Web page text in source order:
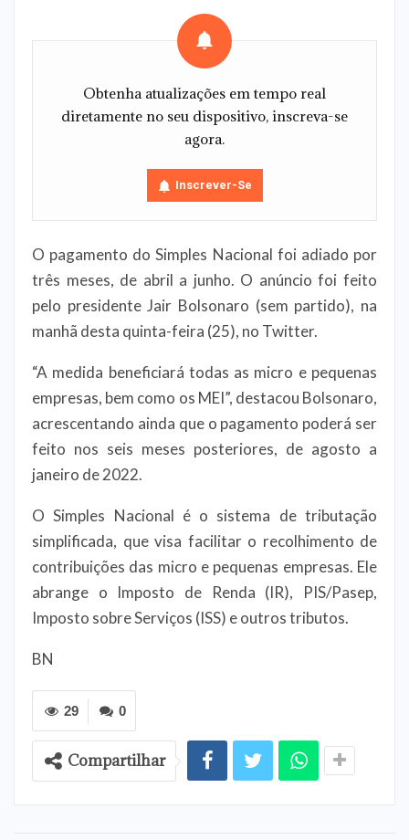
Obtenha atualizações em tempo real
diretamente no seu dispositivo, inscreva-se
agora.
Inscrever-Se
O pagamento do Simples Nacional foi adiado por
três meses, de abril a junho. O anúncio foi feito
pelo presidente Jair Bolsonaro (sem partido), na
manhã desta quinta-feira (25), no Twitter.
“A medida beneficiará todas as micro e pequenas
empresas, bem como os MEI”, destacou Bolsonaro,
acrescentando ainda que o pagamento poderá ser
feito nos seis meses posteriores, de agosto a
janeiro de 2022.
O Simples Nacional é o sistema de tributação
simplificada, que visa facilitar o recolhimento de
contribuições das micro e pequenas empresas. Ele
abrange o Imposto de Renda (IR), PIS/Pasep,
Imposto sobre Serviços (ISS) e outros tributos.
BN
0
29
Compartilhar